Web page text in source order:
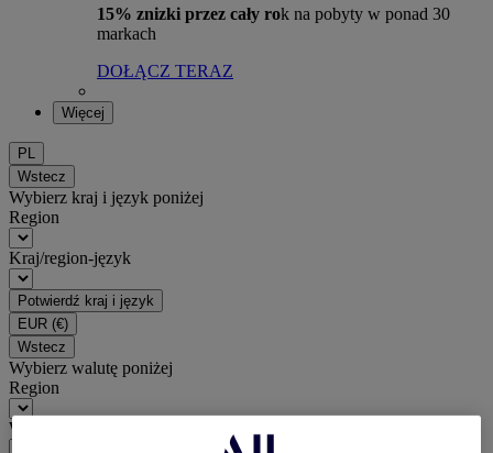
15% znizki przez cały rok na pobyty w ponad 30
markach
DOŁĄCZ TERAZ
Więcej
PL
Wstecz
Wybierz kraj i język poniżej
Region
Kraj/region-język
Potwierdź kraj i język
EUR (€)
Wstecz
Wybierz walutę poniżej
Region
Waluta